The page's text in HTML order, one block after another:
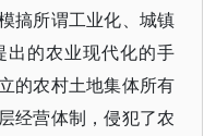
搞所谓工业化、城镇
的农业现代化的手
的农村土地集体所有
经营体制，侵犯了农